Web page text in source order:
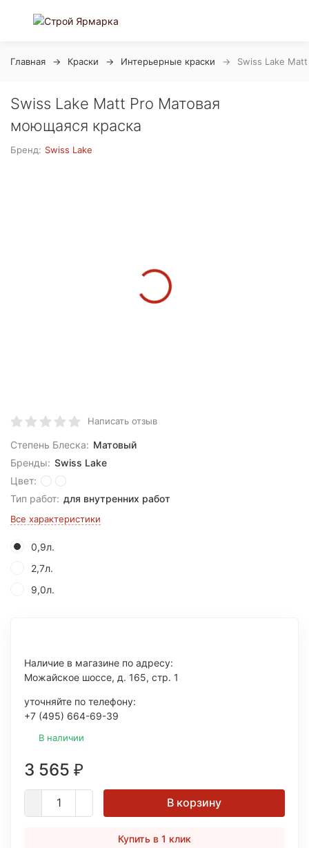
Главная Краски Интерьерные краски Swiss Lake
Swiss Lake Matt Pro Матовая
моющаяся краска
Бренд: Swiss Lake
Написать отзыв
Степень Блеска: Матовый
Бренды: Swiss Lake
Цвет:
Тип работ: для внутренних работ
Все характеристики
0,9л.
2,7л.
9,0л.
Наличие в магазине по адресу:
Можайское шоссе, д. 165, стр. 1
уточняйте по телефону:
+7 (495) 664-69-39
В наличии
3 565 ₽
В корзину
Купить в 1 клик